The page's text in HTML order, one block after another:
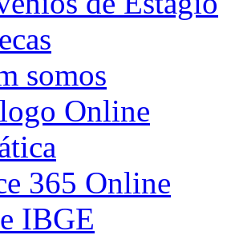
somos
Online
365 Online
IBGE